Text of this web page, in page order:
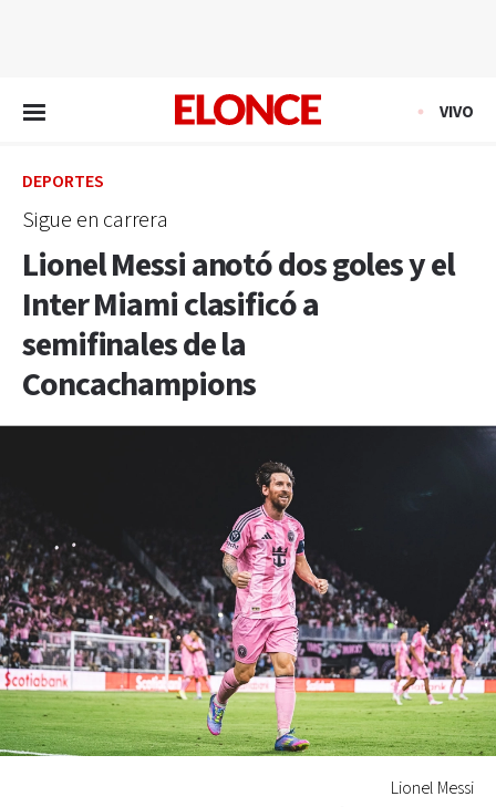
VIVO
DEPORTES
Sigue en carrera
Lionel Messi anotó dos goles y el
Inter Miami clasificó a
semifinales de la
Concachampions
Lionel Messi